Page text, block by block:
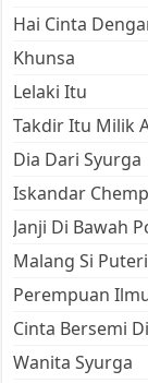
Hai Cinta
Khunsa
Lelaki Itu
Takdir Itu Milik
Dia Dari Syurga
Iskandar
Janji Di Bawah
Malang Si Puteri
Perempuan
Cinta Bersemi
Wanita Syurga